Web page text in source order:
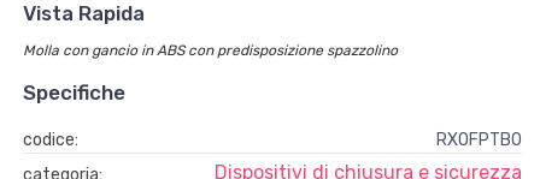
Vista Rapida
Molla con gancio in ABS con predisposizione spazzolino
Specifiche
codice:
RXOFPTB0
Dispositivi di chiusura e sicurezza